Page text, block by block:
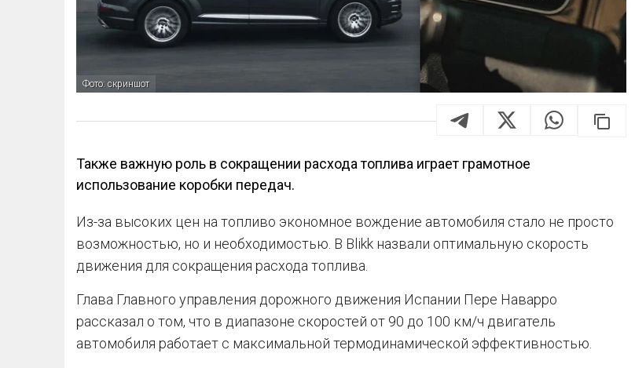
Фото: скриншот
Также важную роль в сокращении расхода топлива играет грамотное
использование коробки передач.
Из-за высоких цен на топливо экономное вождение автомобиля стало не просто
возможностью, но и необходимостью. В Blikk назвали оптимальную скорость
движения для сокращения расхода топлива.
Глава Главного управления дорожного движения Испании Пере Наварро
рассказал о том, что в диапазоне скоростей от 90 до 100 км/ч двигатель
автомобиля работает с максимальной термодинамической эффективностью.